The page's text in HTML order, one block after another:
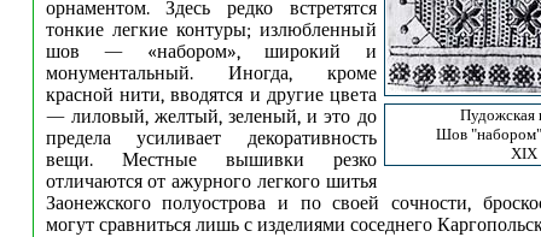
Пудожская
Шов "набором"
XIX
орнаментом. Здесь редко встретятся
тонкие легкие контуры; излюбленный
шов — «набором», широкий и
монументальный. Иногда, кроме
красной нити, вводятся и другие цвета
— лиловый, желтый, зеленый, и это до
предела усиливает декоративность
вещи. Местные вышивки резко
отличаются от ажурного легкого шитья
Заонежского полуострова и по своей сочности,
могут сравниться лишь с изделиями соседнего